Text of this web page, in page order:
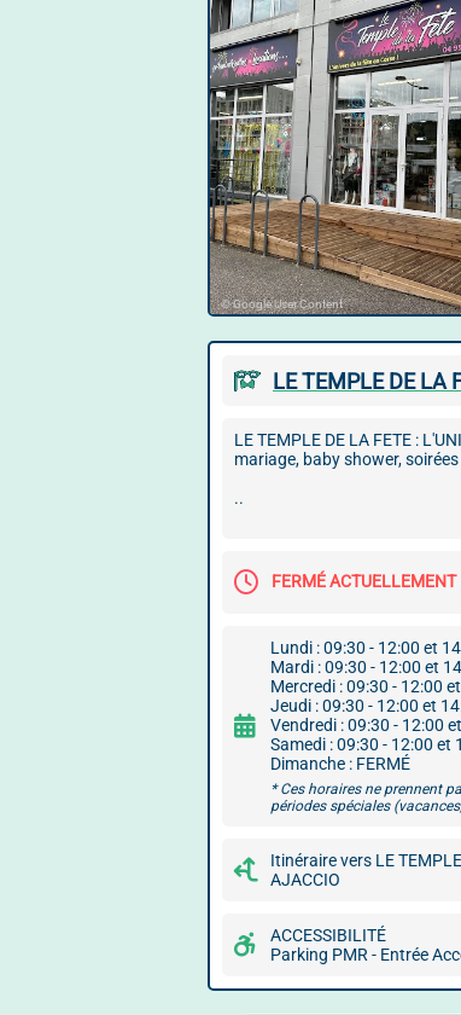
© Google User Content
LE TEMPLE DE LA
LE TEMPLE DE LA FETE :
mariage, baby shower,
..
FERMÉ ACTUELLEMENT
Lundi : 09:30 - 12:00 et
Mardi : 09:30 - 12:00 et
Mercredi : 09:30 - 12:00
Jeudi : 09:30 - 12:00 et
Vendredi : 09:30 - 12:00
Samedi : 09:30 - 12:00 et
Dimanche : FERMÉ
* Ces horaires ne prennent
périodes spéciales
Itinéraire vers LE
AJACCIO
ACCESSIBILITÉ
Parking PMR - Entrée